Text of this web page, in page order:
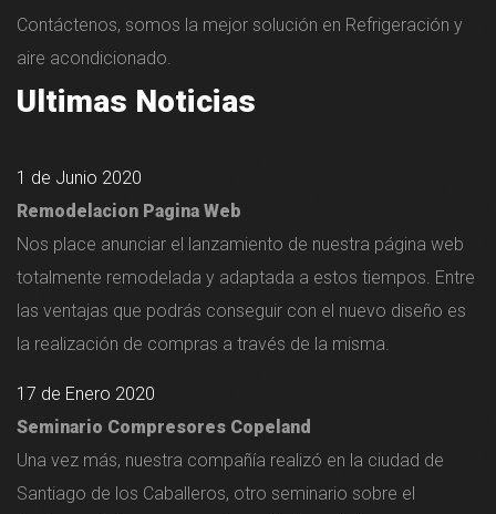
Contáctenos, somos la mejor solución en Refrigeración y
aire acondicionado.
Ultimas Noticias
1 de Junio 2020
Remodelacion Pagina Web
Nos place anunciar el lanzamiento de nuestra página web
totalmente remodelada y adaptada a estos tiempos. Entre
las ventajas que podrás conseguir con el nuevo diseño es
la realización de compras a través de la misma.
17 de Enero 2020
Seminario Compresores Copeland
Una vez más, nuestra compañía realizó en la ciudad de
Santiago de los Caballeros, otro seminario sobre el